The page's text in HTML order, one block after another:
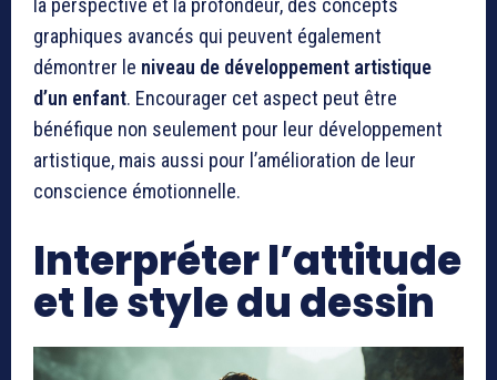
graphiques avancés qui peuvent également
démontrer le niveau de développement artistique
d’un enfant. Encourager cet aspect peut être
bénéfique non seulement pour leur développement
artistique, mais aussi pour l’amélioration de leur
conscience émotionnelle.
Interpréter l’attitude
et le style du dessin